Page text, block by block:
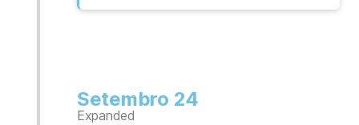
Setembro 24
Expanded